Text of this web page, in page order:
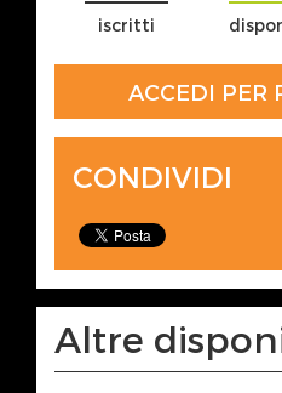
iscritti
ACCEDI PER
CONDIVIDI
Altre